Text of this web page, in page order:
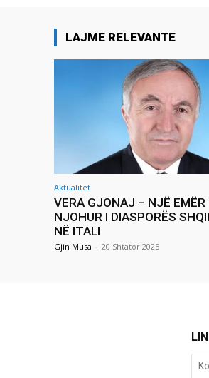
LAJME RELEVANTE
Aktualitet
VERA GJONAJ – NJË EMËR
NJOHUR I DIASPORËS
NË ITALI
Gjin Musa - 20 Shtator 2025